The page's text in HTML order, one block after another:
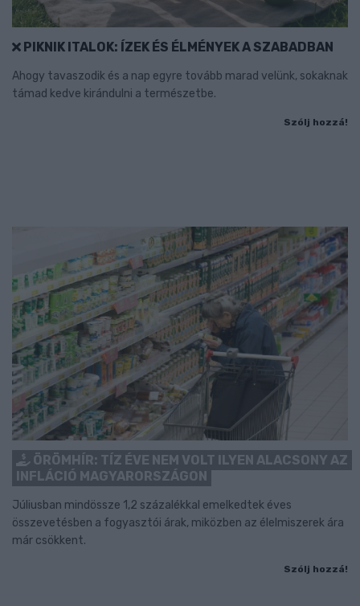
PIKNIK ITALOK: ÍZEK ÉS ÉLMÉNYEK A SZABADBAN
Ahogy tavaszodik és a nap egyre tovább marad velünk, sokaknak
támad kedve kirándulni a természetbe.
Szólj hozzá!
ÖRÖMHÍR: TÍZ ÉVE NEM VOLT ILYEN ALACSONY AZ
INFLÁCIÓ MAGYARORSZÁGON
Júliusban mindössze 1,2 százalékkal emelkedtek éves
összevetésben a fogyasztói árak, miközben az élelmiszerek ára
már csökkent.
Szólj hozzá!